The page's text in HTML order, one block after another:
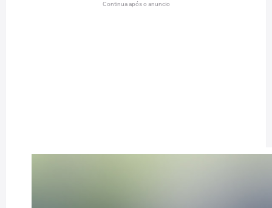
Continua após o anuncio